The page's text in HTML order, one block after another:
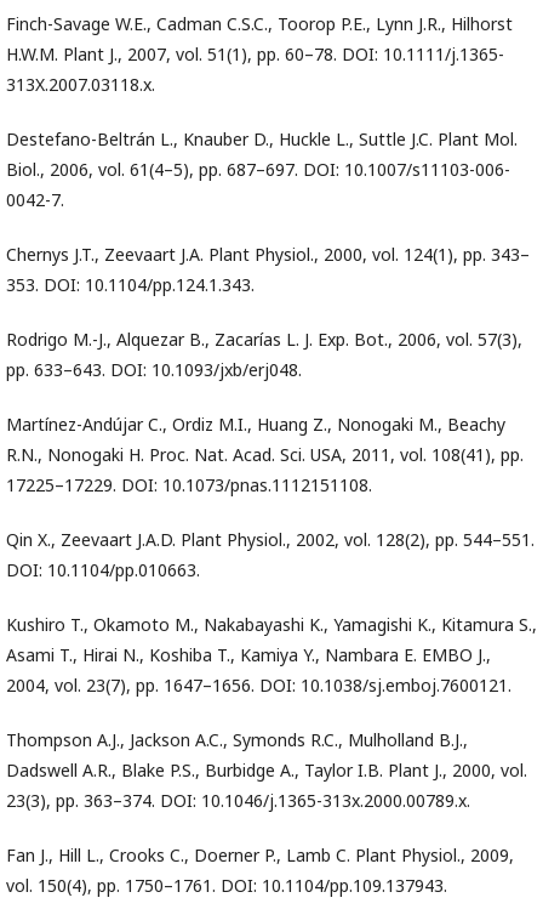
Finch-Savage W.E., Cadman C.S.C., Toorop P.E., Lynn J.R., Hilhorst
H.W.M. Plant J., 2007, vol. 51(1), pp. 60–78. DOI: 10.1111/j.1365-
313X.2007.03118.x.
Destefano-Beltrán L., Knauber D., Huckle L., Suttle J.C. Plant Mol.
Biol., 2006, vol. 61(4–5), pp. 687–697. DOI: 10.1007/s11103-006-
0042-7.
Chernys J.T., Zeevaart J.A. Plant Physiol., 2000, vol. 124(1), pp. 343–
353. DOI: 10.1104/pp.124.1.343.
Rodrigo M.-J., Alquezar B., Zacarías L. J. Exp. Bot., 2006, vol. 57(3),
pp. 633–643. DOI: 10.1093/jxb/erj048.
Martínez-Andújar C., Ordiz M.I., Huang Z., Nonogaki M., Beachy
R.N., Nonogaki H. Proc. Nat. Acad. Sci. USA, 2011, vol. 108(41), pp.
17225–17229. DOI: 10.1073/pnas.1112151108.
Qin X., Zeevaart J.A.D. Plant Physiol., 2002, vol. 128(2), pp. 544–551.
DOI: 10.1104/pp.010663.
Kushiro T., Okamoto M., Nakabayashi K., Yamagishi K., Kitamura S.,
Asami T., Hirai N., Koshiba T., Kamiya Y., Nambara E. EMBO J.,
2004, vol. 23(7), pp. 1647–1656. DOI: 10.1038/sj.emboj.7600121.
Thompson A.J., Jackson A.C., Symonds R.C., Mulholland B.J.,
Dadswell A.R., Blake P.S., Burbidge A., Taylor I.B. Plant J., 2000, vol.
23(3), pp. 363–374. DOI: 10.1046/j.1365-313x.2000.00789.x.
Fan J., Hill L., Crooks C., Doerner P., Lamb C. Plant Physiol., 2009,
vol. 150(4), pp. 1750–1761. DOI: 10.1104/pp.109.137943.